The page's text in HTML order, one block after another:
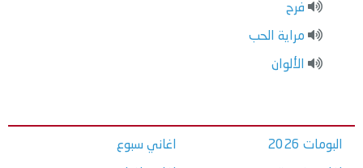
فرح
مراية الحب
الألوان
البومات 2026 اغاني سبوع